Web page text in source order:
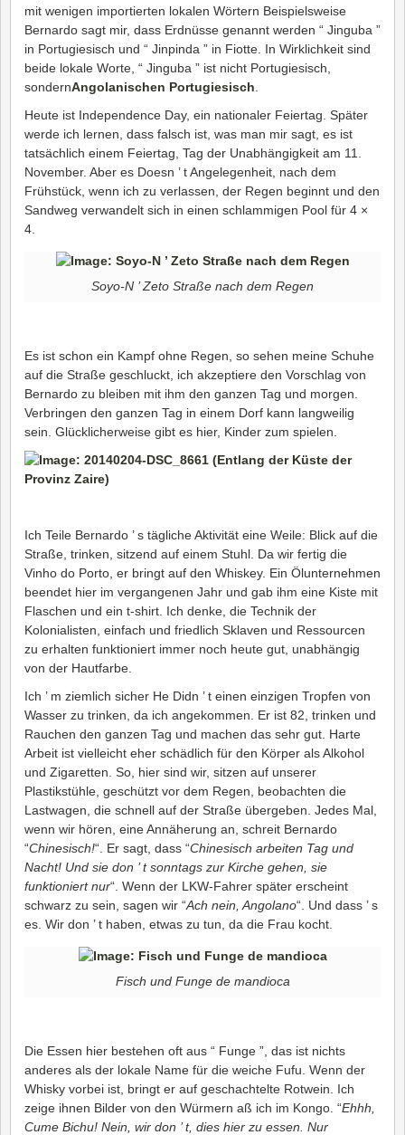
mit wenigen importierten lokalen Wörtern Beispielsweise
Bernardo sagt mir, dass Erdnüsse genannt werden “ Jinguba ”
in Portugiesisch und “ Jinpinda ” in Fiotte. In Wirklichkeit sind
beide lokale Worte, “ Jinguba ” ist nicht Portugiesisch,
sondernAngolanischen Portugiesisch
Heute ist Independence Day, ein nationaler Feiertag. Später
werde ich lernen, dass falsch ist, was man mir sagt, es ist
tatsächlich einem Feiertag, Tag der Unabhängigkeit am 11.
November. Aber es Doesn ’ t Angelegenheit, nach dem
Frühstück, wenn ich zu verlassen, der Regen beginnt und den
Sandweg verwandelt sich in einen schlammigen Pool für 4 ×
4.
Soyo-N ’ Zeto Straße nach dem Regen
Es ist schon ein Kampf ohne Regen, so sehen meine Schuhe
auf die Straße geschluckt, ich akzeptiere den Vorschlag von
Bernardo zu bleiben mit ihm den ganzen Tag und morgen.
Verbringen den ganzen Tag in einem Dorf kann langweilig
sein. Glücklicherweise gibt es hier, Kinder zum spielen.
Ich Teile Bernardo ’ s tägliche Aktivität eine Weile: Blick auf die
Straße, trinken, sitzend auf einem Stuhl. Da wir fertig die
Vinho do Porto, er bringt auf den Whiskey. Ein Ölunternehmen
beendet hier im vergangenen Jahr und gab ihm eine Kiste mit
Flaschen und ein t-shirt. Ich denke, die Technik der
Kolonialisten, einfach und friedlich Sklaven und Ressourcen
zu erhalten funktioniert immer noch heute gut, unabhängig
von der Hautfarbe.
Ich ’ m ziemlich sicher He Didn ’ t einen einzigen Tropfen von
Wasser zu trinken, da ich angekommen. Er ist 82, trinken und
Rauchen den ganzen Tag und machen das sehr gut. Harte
Arbeit ist vielleicht eher schädlich für den Körper als Alkohol
und Zigaretten. So, hier sind wir, sitzen auf unserer
Plastikstühle, geschützt vor dem Regen, beobachten die
Lastwagen, die schnell auf der Straße übergeben. Jedes Mal,
wenn wir hören, eine Annäherung an, schreit Bernardo
“Chinesisch!“. Er sagt, dass “Chinesisch arbeiten Tag und
Nacht! Und sie don ’ t sonntags zur Kirche gehen, sie
funktioniert nur“. Wenn der LKW-Fahrer später erscheint
schwarz zu sein, sagen wir “Ach nein, Angolano“. Und dass ’ s
es. Wir don ’ t haben, etwas zu tun, da die Frau kocht.
Fisch und Funge de mandioca
Die Essen hier bestehen oft aus “ Funge ”, das ist nichts
anderes als der lokale Name für die weiche Fufu. Wenn der
Whisky vorbei ist, bringt er auf geschachtelte Rotwein. Ich
zeige ihnen Bilder von den Würmern aß ich im Kongo. “Ehhh,
Cume Bichu! Nein, wir don ’ t, dies hier zu essen. Nur